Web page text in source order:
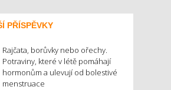
PŘÍSPĚVKY
Rajčata, borůvky nebo ořechy.
Potraviny, které v létě pomáhají
hormonům a ulevují od bolestivé
menstruace